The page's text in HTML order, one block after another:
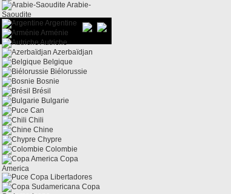
Arabie-
Saoudite
Argentine
Arménie
Autriche
Azerbaïdjan
Belgique
Biélorussie
Bosnie
Brésil
Bulgarie
Can
Chili
Chine
Chypre
Colombie
Copa
America
Copa Libertadores
Copa